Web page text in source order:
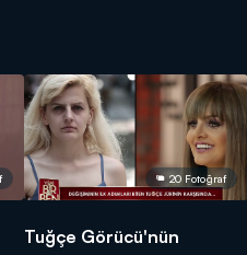
20 Fotoğraf
Tuğçe Görücü'nün